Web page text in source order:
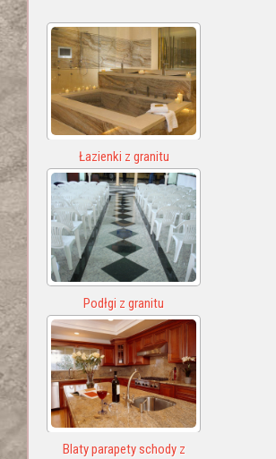
Łazienki z granitu
Podłgi z granitu
Blaty parapety schody z